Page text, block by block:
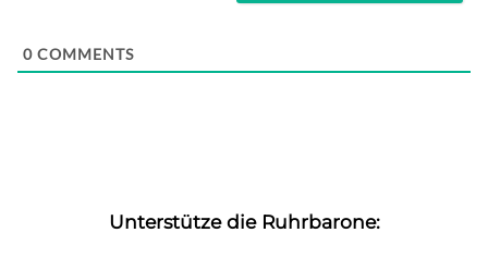
0 COMMENTS
Unterstütze die Ruhrbarone: